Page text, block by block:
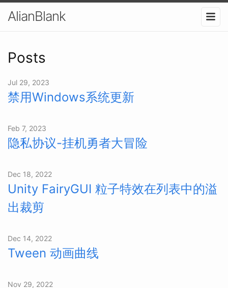
AlianBlank
Posts
Jul 29, 2023
禁用Windows系统更新
Feb 7, 2023
隐私协议-挂机勇者大冒险
Dec 18, 2022
Unity FairyGUI 粒子特效在列表中的溢
出裁剪
Dec 14, 2022
Tween 动画曲线
Nov 29, 2022